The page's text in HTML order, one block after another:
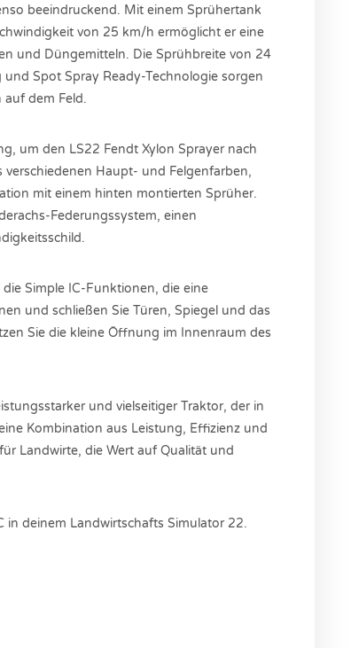
beeindruckend. Mit einem Sprühertank
von 25 km/h ermöglicht er eine
und Düngemitteln. Die Sprühbreite von 24
Spot Spray Ready-Technologie sorgen
auf dem Feld.
um den LS22 Fendt Xylon Sprayer nach
Haupt- und Felgenfarben,
mit einem hinten montierten Sprüher.
Federungssystem, einen
Simple IC-Funktionen, die eine
und schließen Sie Türen, Spiegel und das
Sie die kleine Öffnung im Innenraum des
und vielseitiger Traktor, der in
Kombination aus Leistung, Effizienz und
Landwirte, die Wert auf Qualität und
deinem Landwirtschafts Simulator 22.